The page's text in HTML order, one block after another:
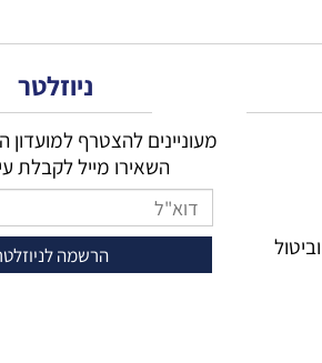
ניוזלטר
מעוניינים להצטרף למועדון
השאירו מייל לקבלת